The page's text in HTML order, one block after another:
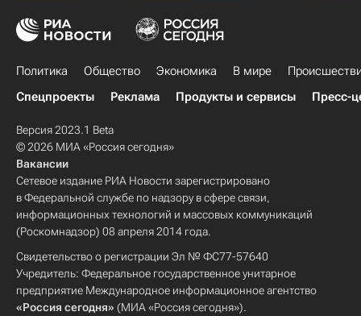
Политика Общество Экономика В мире
Спецпроекты
Реклама Продукты и сервисы Пресс-
Версия 2023.1 Beta
© 2026 МИА «Россия сегодня»
Вакансии
Сетевое издание РИА Новости зарегистрировано
в Федеральной службе по надзору в сфере связи,
информационных технологий и массовых коммуникаций
(Роскомнадзор) 08 апреля 2014 года.
Свидетельство о регистрации Эл № ФС77-57640
Учредитель: Федеральное государственное унитарное
предприятие Международное информационное агентство
«Россия сегодня» (МИА «Россия сегодня»).